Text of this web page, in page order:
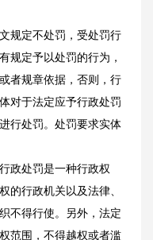
规定不处罚，受处罚行
规定予以处罚的行为，
者规章依据，否则，行
对于法定应予行政处罚
行处罚。处罚要求实体
政处罚是一种行政权
的行政机关以及法律、
不得行使。另外，法定
范围，不得越权或者滥